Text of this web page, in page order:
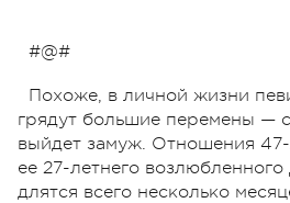
#@#
Похоже, в личной жизни
грядут большие перемены —
выйдет замуж. Отношения 47-
ее 27-летнего
длятся всего несколько